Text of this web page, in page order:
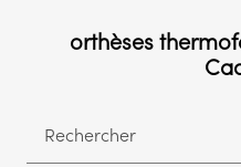
orthèses
Rechercher